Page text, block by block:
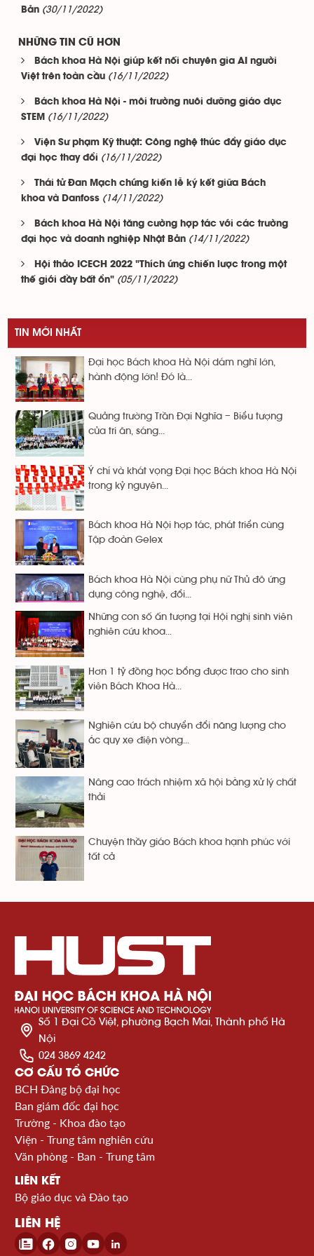
Bản (30/11/2022)
NHỮNG TIN CŨ HƠN
Bách khoa Hà Nội giúp kết nối chuyên gia AI người
Việt trên toàn cầu (16/11/2022)
Bách khoa Hà Nội - môi trường nuôi dưỡng giáo dục
STEM (16/11/2022)
Viện Sư phạm Kỹ thuật: Công nghệ thúc đẩy giáo dục
đại học thay đổi (16/11/2022)
Thái tử Đan Mạch chứng kiến lễ ký kết giữa Bách
khoa và Danfoss (14/11/2022)
Bách khoa Hà Nội tăng cường hợp tác với các trường
đại học và doanh nghiệp Nhật Bản (14/11/2022)
Hội thảo ICECH 2022 "Thích ứng chiến lược trong một
thế giới đầy bất ổn" (05/11/2022)
TIN MỚI NHẤT
Đại học Bách khoa Hà Nội dám nghĩ lớn,
hành động lớn! Đó là...
Quảng trường Trần Đại Nghĩa – Biểu tượng
của tri ân, sáng...
Ý chí và khát vọng Đại học Bách khoa Hà Nội
trong kỷ nguyên...
Bách khoa Hà Nội hợp tác, phát triển cùng
Tập đoàn Gelex
Bách khoa Hà Nội cùng phụ nữ Thủ đô ứng
dụng công nghệ, đổi...
Những con số ấn tượng tại Hội nghị sinh viên
nghiên cứu khoa...
Hơn 1 tỷ đồng học bổng được trao cho sinh
viên Bách Khoa Hà...
Nghiên cứu bộ chuyển đổi năng lượng cho
ắc quy xe điện vòng...
Nâng cao trách nhiệm xã hội bằng xử lý chất
thải
Chuyện thầy giáo Bách khoa hạnh phúc với
tất cả
Số 1 Đại Cồ Việt, phường Bạch Mai, Thành phố Hà
Nội
024 3869 4242
CƠ CẤU TỔ CHỨC
BCH Đảng bộ đại học
Ban giám đốc đại học
Trường - Khoa đào tạo
Viện - Trung tâm nghiên cứu
Văn phòng - Ban - Trung tâm
LIÊN KẾT
Bộ giáo dục và Đào tạo
LIÊN HỆ